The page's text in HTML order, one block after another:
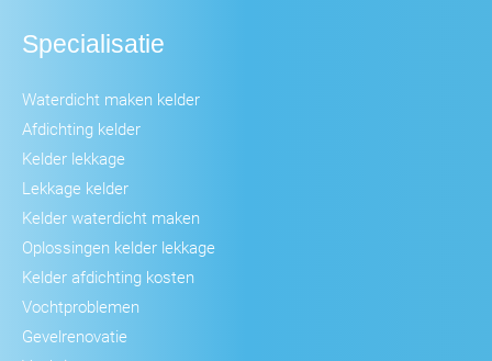
Specialisatie
Waterdicht maken kelder
Afdichting kelder
Kelder lekkage
Lekkage kelder
Kelder waterdicht maken
Oplossingen kelder lekkage
Kelder afdichting kosten
Vochtproblemen
Gevelrenovatie